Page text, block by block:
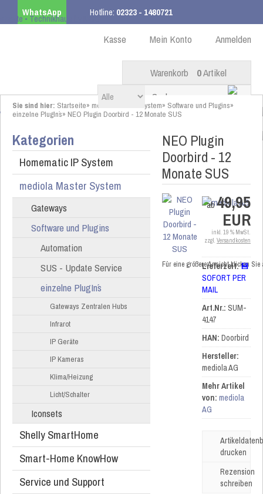
WhatsApp Hotline: 02323 - 1480721
ab 99,00 € innerhalb DE Anmelden
Mein Konto
Kasse
Warenkorb 0Artikel
Sie sind hier: Startseite» mediola Master System» Software und Plugins»
einzelne PlugIn´s» NEO Plugin Doorbird - 12 Monate SUS
Kategorien
Homematic IP System
mediola Master System
Gateways
Software und Plugins
Automation
SUS - Update Service
einzelne PlugIn´s
Gateways Zentralen Hubs
Infrarot
IP Geräte
IP Kameras
Klima/Heizung
Licht/Schalter
Iconsets
Shelly SmartHome
Smart-Home KnowHow
Service und Support
NEO Plugin
Doorbird - 12
Monate SUS
Für eine größere Ansicht klicken
ab49,95
EUR
inkl. 19 % MwSt.
zzgl. Versandkosten
Lieferzeit:💾
SOFORT PER
MAIL
Art.Nr.: SUM-
4147
HAN: Doorbird
Hersteller:
mediola AG
Mehr Artikel
von: mediola
AG
drucken
Rezension
schreiben